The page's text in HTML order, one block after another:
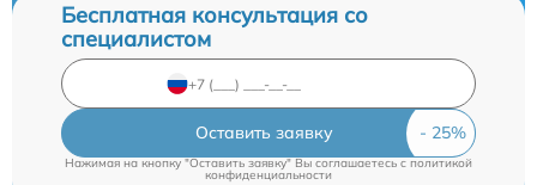
Бесплатная консультация со
специалистом
Оставить заявку
Нажимая на кнопку "Оставить заявку" Вы соглашаетесь c политикой
конфиденциальности